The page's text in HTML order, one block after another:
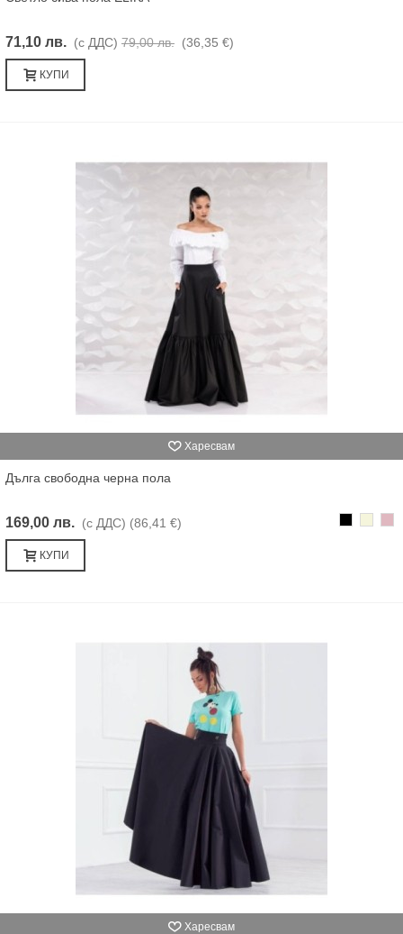
71,10 лв. (с ДДС) 79,00 лв. (36,35 €)
КУПИ
Харесвам
Дълга свободна черна пола
169,00 лв. (с ДДС) (86,41 €)
КУПИ
Харесвам